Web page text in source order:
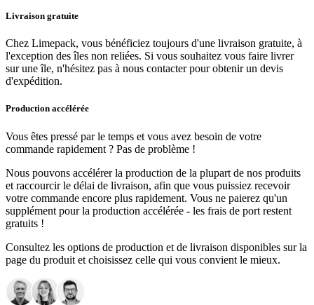
Livraison gratuite
Chez Limepack, vous bénéficiez toujours d'une livraison gratuite, à
l'exception des îles non reliées. Si vous souhaitez vous faire livrer
sur une île, n'hésitez pas à nous contacter pour obtenir un devis
d'expédition.
Production accélérée
Vous êtes pressé par le temps et vous avez besoin de votre
commande rapidement ? Pas de problème !
Nous pouvons accélérer la production de la plupart de nos produits
et raccourcir le délai de livraison, afin que vous puissiez recevoir
votre commande encore plus rapidement. Vous ne paierez qu'un
supplément pour la production accélérée - les frais de port restent
gratuits !
Consultez les options de production et de livraison disponibles sur la
page du produit et choisissez celle qui vous convient le mieux.